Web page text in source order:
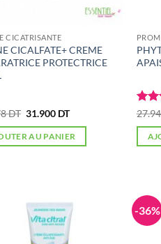
CICATRISANTE
CICALFATE+ CREME
PROTECTRICE
DT Le
initial
était :
31.900 DTLe
actuel
est :
AU PANIER
-36%